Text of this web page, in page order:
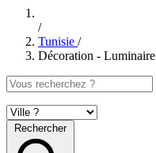
/
Tunisie /
Décoration - Luminaire
Rechercher